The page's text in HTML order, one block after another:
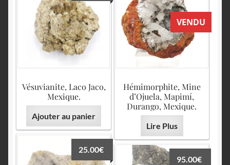
Vésuvianite, Laco Jaco,
Mexique.
Ajouter au panier
VENDU
Hémimorphite, Mine
d’Ojuela, Mapimí,
Durango, Mexique.
Lire Plus
25.00€
95.00€